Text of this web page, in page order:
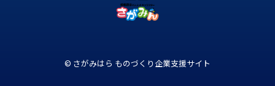
© さがみはら ものづくり企業支援サイト